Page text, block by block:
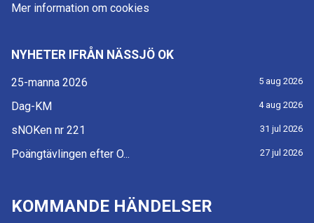
Mer information om cookies
NYHETER IFRÅN NÄSSJÖ OK
25-manna 2026 5 aug 2026
Dag-KM 4 aug 2026
sNOKen nr 221 31 jul 2026
Poängtävlingen efter O... 27 jul 2026
KOMMANDE HÄNDELSER